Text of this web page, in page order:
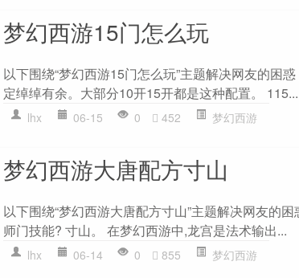
梦幻西游15门怎么玩
以下围绕“梦幻西游15门怎么玩”主题解决网友的困
定绰绰有余。大部分10开15开都是这种配置。 115...
lhx 06-15 0 452 梦幻西游
梦幻西游大唐配方寸山
以下围绕“梦幻西游大唐配方寸山”主题解决网友的
师门技能? 寸山。 在梦幻西游中,龙宫是法术输出...
lhx 06-14 0 855 梦幻西游